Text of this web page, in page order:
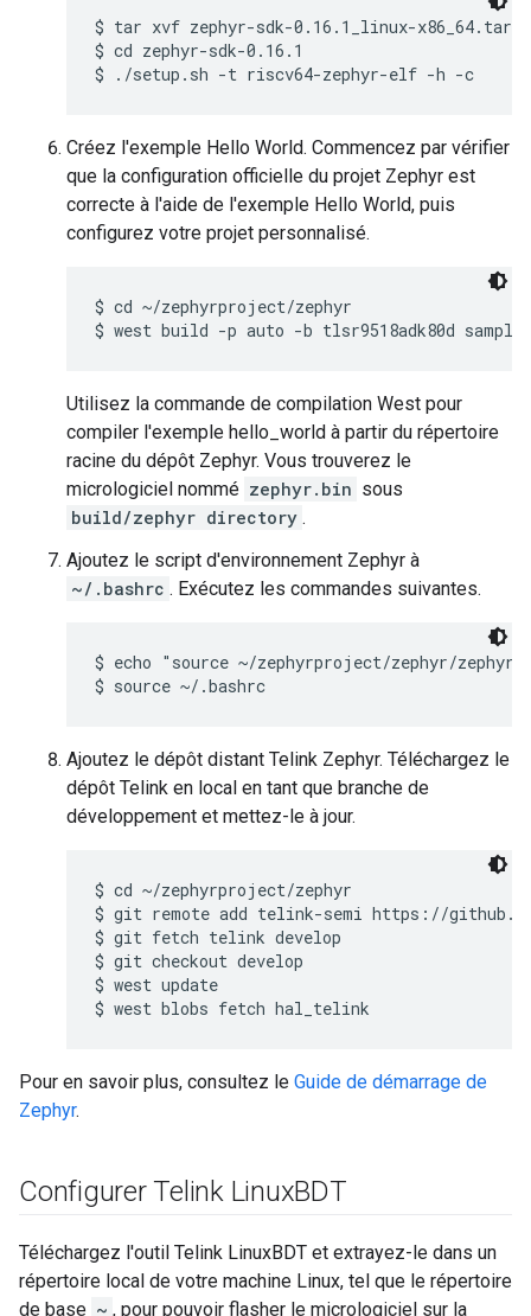
$ tar xvf zephyr-sdk-0.16.1_linux-
$ cd zephyr-sdk-0.16.1
Créez l'exemple Hello World. Commencez par vérifier
que la configuration officielle du projet Zephyr est
correcte à l'aide de l'exemple Hello World, puis
configurez votre projet personnalisé.
$ cd ~/zephyrproject/zephyr
Utilisez la commande de compilation West pour
compiler l'exemple hello_world à partir du répertoire
racine du dépôt Zephyr. Vous trouverez le
micrologiciel nommé zephyr.bin sous
build/zephyr directory .
Ajoutez le script d'environnement Zephyr à
~/.bashrc . Exécutez les commandes suivantes.
$ echo "source ~/zephyrproject/zephyr/
Ajoutez le dépôt distant Telink Zephyr. Téléchargez le
dépôt Telink en local en tant que branche de
développement et mettez-le à jour.
$ cd ~/zephyrproject/zephyr
$ git remote add telink-semi https://
$ git fetch telink develop
$ git checkout develop
$ west update
Pour en savoir plus, consultez le Guide de démarrage de
Zephyr.
Configurer Telink LinuxBDT
Téléchargez l'outil Telink LinuxBDT et extrayez-le dans un
répertoire local de votre machine Linux, tel que le répertoire
de base ~ , pour pouvoir flasher le micrologiciel sur la